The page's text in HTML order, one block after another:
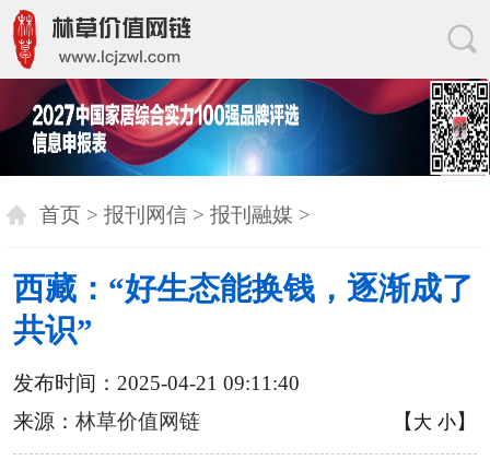
首页 > 报刊网信> 报刊融媒 >
西藏：“好生态能换钱，逐渐成了
共识”
发布时间：2025-04-21 09:11:40
来源： 林草价值网链 【 大 小】